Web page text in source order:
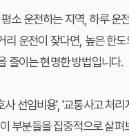
소 운전하는 지역, 하루 운
운전이 잦다면, 높은 한
줄이는 현명한 방법입니다.
선임비용', '교통사고 처
부분들을 집중적으로 살